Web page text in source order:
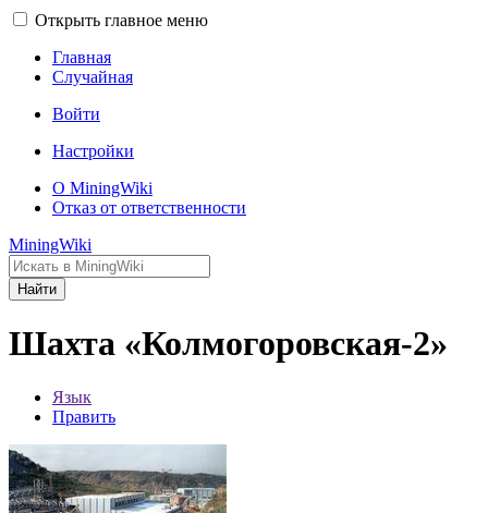
Открыть главное меню
Главная
Случайная
Войти
Настройки
О MiningWiki
Отказ от ответственности
MiningWiki
Найти
Шахта «Колмогоровская-2»
Язык
Править